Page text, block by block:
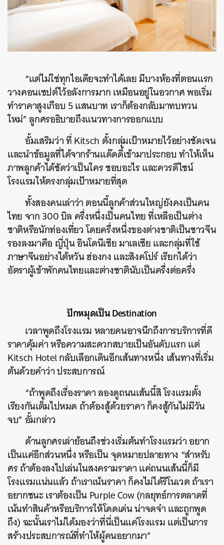
“แต่ไม่ใช่ทุกไอเดียจะทำได้เลย มีบางห้องที่ตอนแรก
วางคอนเซปต์ไว้อลังการมาก เหมือนอยู่ในอวกาศ พอเริ่ม
ทำราคาสูงเกือบ 5 แสนบาท เราก็ต้องกลับมาทบทวน
ใหม่” ลูกศรอธิบายถึงแนวทางการออกแบบ
อั้มเสริมว่า ที่ Kitsch ตั้งกลุ่มเป้าหมายไว้อย่างชัดเจน
และนำข้อมูลที่ได้จากร้านแด๊ดดี้เข้ามาประกอบ ทำให้เห็น
ภาพลูกค้าได้ชัดว่าเป็นใคร ชอบอะไร และควรดีไซน์
โรงแรมให้ตรงกลุ่มเป้าหมายที่สุด
ทั้งสองคนเล่าว่า ตอนนี้ลูกค้าส่วนใหญ่ยังคงเป็นคน
ไทย จาก 300 บิล ครึ่งหนึ่งเป็นคนไทย ที่เหลือเป็นต่าง
ชาติหรือนักท่องเที่ยว โดยครึ่งหนึ่งของต่างชาติเป็นชาวจีน
รองลงมาคือ ญี่ปุ่น อินโดนีเซีย มาเลเซีย และกลุ่มที่ใช้
ภาษาจีนอย่างไต้หวัน ฮ่องกง และสิงคโปร์ เรียกได้ว่า
อัตราผู้เข้าพักคนไทยและต่างชาตินับเป็นครึ่งต่อครึ่ง
ปักหมุดเป็น Destination
เวลาพูดถึงโรงแรม หลายคนอาจนึกถึงการบริการที่ดี
ราคาคุ้มค่า หรือความสะดวกสบายเป็นอันดับแรก แต่
Kitsch Hotel กลับเลือกเดินอีกเส้นทางหนึ่ง เส้นทางที่เริ่ม
ต้นด้วยคำว่า ประสบการณ์
“ถ้าพูดถึงเรื่องราคา ลองดูถนนเส้นนี้สิ โรงแรมตั้ง
เรียงกันเต็มไปหมด ถ้าต้องสู้ด้วยราคา ก็คงสู้กันไม่มีวัน
จบ” อั้มกล่าว
ด้านลูกศรเล่าย้อนถึงช่วงเริ่มต้นทำโรงแรมว่า อยาก
เป็นแค่อีกส่วนหนึ่ง หรือเป็น จุดหมายปลายทาง “สำหรับ
ศร ถ้าต้องลงไปเล่นในสงครามราคา แค่ถนนเส้นนี้ก็มี
โรงแรมแน่นแล้ว ถ้าเราเน้นราคา ก็คงไม่ได้รีโนเวต ถ้าเรา
อยากชนะ เราต้องเป็น Purple Cow (กลยุทธ์การตลาดที่
เน้นทำสินค้าหรือบริการให้โดดเด่น น่าจดจำ และถูกพูด
ถึง) ฉะนั้นเราไม่ได้มองว่าที่นี่เป็นแค่โรงแรม แต่เป็นการ
สร้างประสบการณ์ที่ทำให้ผู้คนอยากมา”